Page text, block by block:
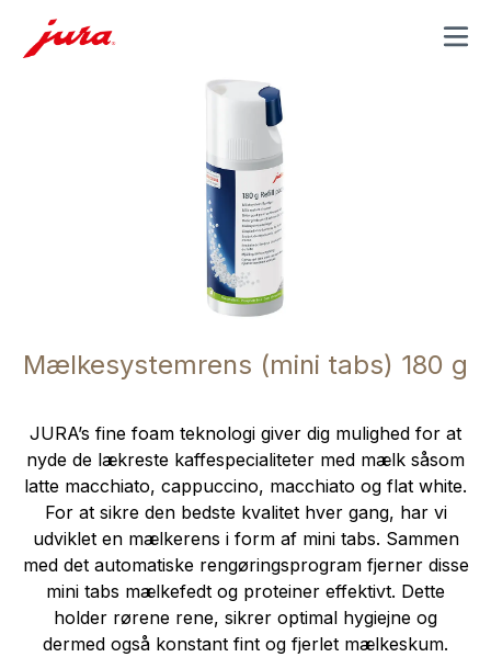
MENU
Mælkesystemrens (mini tabs) 180 g
JURA’s fine foam teknologi giver dig mulighed for at
nyde de lækreste kaffespecialiteter med mælk såsom
latte macchiato, cappuccino, macchiato og flat white.
For at sikre den bedste kvalitet hver gang, har vi
udviklet en mælkerens i form af mini tabs. Sammen
med det automatiske rengøringsprogram fjerner disse
mini tabs mælkefedt og proteiner effektivt. Dette
holder rørene rene, sikrer optimal hygiejne og
dermed også konstant fint og fjerlet mælkeskum.